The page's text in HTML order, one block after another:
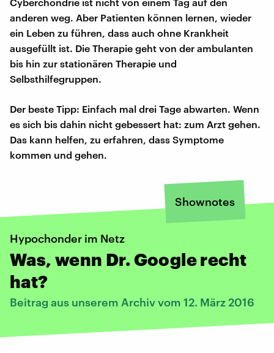
anderen weg. Aber Patienten können lernen, wieder
ein Leben zu führen, dass auch ohne Krankheit
ausgefüllt ist. Die Therapie geht von der ambulanten
bis hin zur stationären Therapie und
Selbsthilfegruppen.
Der beste Tipp: Einfach mal drei Tage abwarten. Wenn
es sich bis dahin nicht gebessert hat: zum Arzt gehen.
Das kann helfen, zu erfahren, dass Symptome
kommen und gehen.
Shownotes
Hypochonder im Netz
Was, wenn Dr. Google recht
hat?
Beitrag aus unserem Archiv vom 12. März 2016